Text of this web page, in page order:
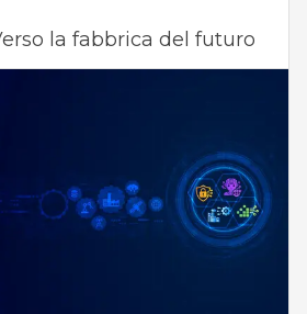
la fabbrica del futuro